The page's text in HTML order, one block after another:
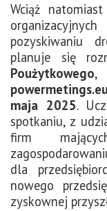
Wciąż
pozyskiwaniu
planuje się
Poużytkowego,
maja 2025.
spotkaniu, z
firm
dla
nowego
zyskownej